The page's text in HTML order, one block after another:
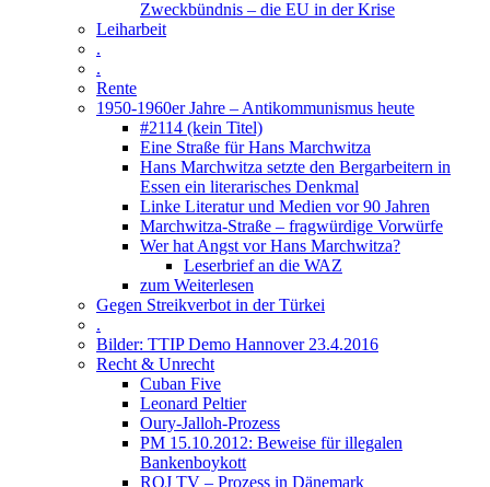
Zweckbündnis – die EU in der Krise
Leiharbeit
.
.
Rente
1950-1960er Jahre – Antikommunismus heute
#2114 (kein Titel)
Eine Straße für Hans Marchwitza
Hans Marchwitza setzte den Bergarbeitern in
Essen ein literarisches Denkmal
Linke Literatur und Medien vor 90 Jahren
Marchwitza-Straße – fragwürdige Vorwürfe
Wer hat Angst vor Hans Marchwitza?
Leserbrief an die WAZ
zum Weiterlesen
Gegen Streikverbot in der Türkei
.
Bilder: TTIP Demo Hannover 23.4.2016
Recht & Unrecht
Cuban Five
Leonard Peltier
Oury-Jalloh-Prozess
PM 15.10.2012: Beweise für illegalen
Bankenboykott
ROJ TV – Prozess in Dänemark